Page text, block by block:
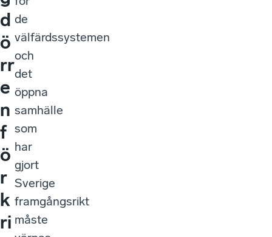
d
ö
rr
e
n
f
ö
r
k
ri
de
välfärdssystemen
och
det
öppna
samhälle
som
har
gjort
Sverige
framgångsrikt
måste